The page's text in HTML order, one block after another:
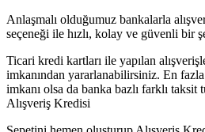
Anlaşmalı olduğumuz bankalarla
seçeneği ile hızlı, kolay ve güvenli bir
Ticari kredi kartları ile yapılan
imkanından yararlanabilirsiniz. En
imkanı olsa da banka bazlı farklı taksit
Alışveriş Kredisi